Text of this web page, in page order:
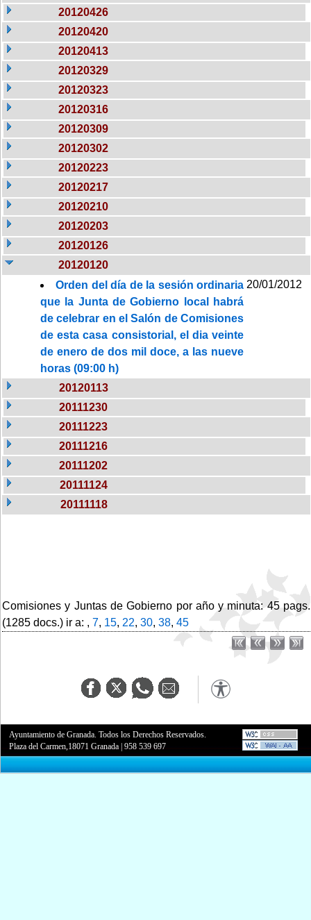
20120426
20120420
20120413
20120329
20120323
20120316
20120309
20120302
20120223
20120217
20120210
20120203
20120126
20120120
Orden del día de la sesión ordinaria
que la Junta de Gobierno local habrá
de celebrar en el Salón de Comisiones
de esta casa consistorial, el dia veinte
de enero de dos mil doce, a las nueve
horas (09:00 h)
20/01/2012
20120113
20111230
20111223
20111216
20111202
20111124
20111118
Comisiones y Juntas de Gobierno por año y minuta: 45 pags.
(1285 docs.) ir a: , 7, 15, 22, 30, 38, 45
Ayuntamiento de Granada. Todos los Derechos Reservados.
Plaza del Carmen,18071 Granada |958 539 697